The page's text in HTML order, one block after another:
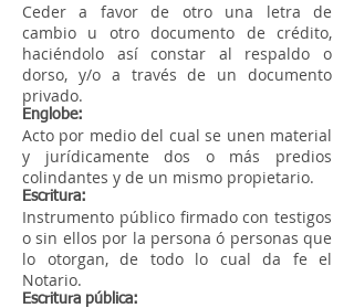
Ceder a favor de otro una letra de
cambio u otro documento de crédito,
haciéndolo así constar al respaldo o
dorso, y/o a través de un documento
privado.
Englobe:
Acto por medio del cual se unen material
y jurídicamente dos o más predios
colindantes y de un mismo propietario.
Escritura:
Instrumento público firmado con testigos
o sin ellos por la persona ó personas que
lo otorgan, de todo lo cual da fe el
Notario.
Escritura pública: